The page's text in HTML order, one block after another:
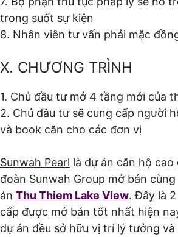
trong suốt sự kiện
8. Nhân viên tư vấn phải mặc
X. CHƯƠNG TRÌNH
1. Chủ đầu tư mở 4 tầng mới của
2. Chủ đầu tư sẽ cung cấp người
và book căn cho các đơn vị
Sunwah Pearl là dự án căn hộ
đoàn Sunwah Group mở bán
án Thu Thiem Lake View. Đây là
cấp được mở bán tốt nhất hiện
dự án đều sở hữu vị trí lý tưởng